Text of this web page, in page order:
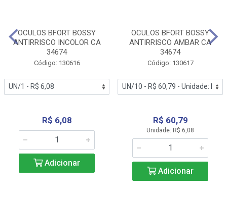
OCULOS BFORT BOSSY
ANTIRRISCO INCOLOR CA
34674
Código: 130616
R$ 6,08
Adicionar
OCULOS BFORT BOSSY
ANTIRRISCO AMBAR CA
34674
Código: 130617
R$ 60,79
Unidade: R$ 6,08
Adicionar